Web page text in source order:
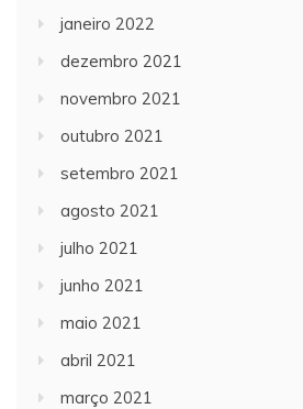
janeiro 2022
dezembro 2021
novembro 2021
outubro 2021
setembro 2021
agosto 2021
julho 2021
junho 2021
maio 2021
abril 2021
março 2021